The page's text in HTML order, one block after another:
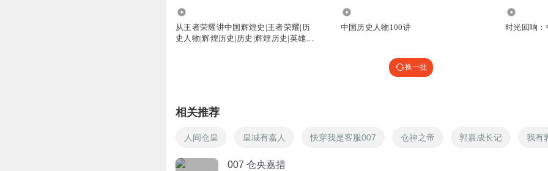
从王者荣耀讲中国辉煌史|王者荣耀|历
史人物|辉煌历史|历史|辉煌历史|英雄人
中国历史人物100讲 时光回响
换一批
相关推荐
人间仓皇 皇城有嘉人 快穿我是客服007 仓神之帝 郭嘉成长记 我有
007 仓央嘉措